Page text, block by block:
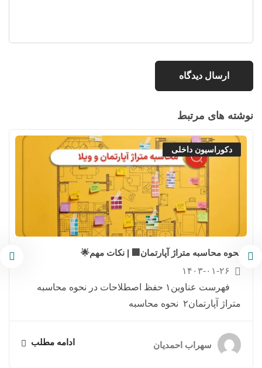
نوشته های مرتبط
دکوراسیون داخلی
نحوه محاسبه متراژ آپارتمان🏢 | نکات مهم🌟
۱۴۰۳-۰۱-۲۶
فهرست عناوین۱ حفظ اصطلاحات در نحوه محاسبه
متراژ آپارتمان۲ نحوه محاسبه
سهراب احمدیان ادامه مطلب